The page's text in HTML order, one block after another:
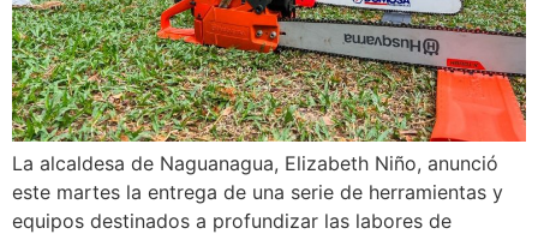
La alcaldesa de Naguanagua, Elizabeth Niño, anunció
este martes la entrega de una serie de herramientas y
equipos destinados a profundizar las labores de